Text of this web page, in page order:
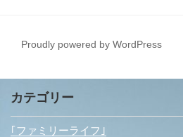
Proudly powered by WordPress
カテゴリー
｢ファミリーライフ｣